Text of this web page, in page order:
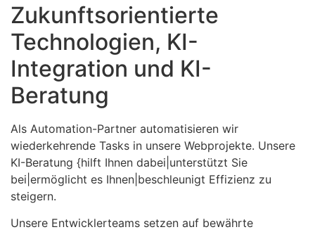
Zukunftsorientierte
Technologien, KI-
Integration und KI-
Beratung
Als Automation-Partner automatisieren wir
wiederkehrende Tasks in unsere Webprojekte. Unsere
KI-Beratung {hilft Ihnen dabei|unterstützt Sie
bei|ermöglicht es Ihnen|beschleunigt Effizienz zu
steigern.
Unsere Entwicklerteams setzen auf bewährte